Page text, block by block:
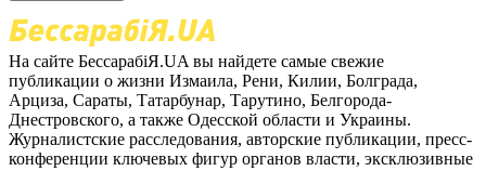
На сайте БессарабіЯ.UA вы найдете самые свежие
публикации о жизни Измаила, Рени, Килии, Болграда,
Арциза, Сараты, Татарбунар, Тарутино, Белгорода-
Днестровского, а также Одесской области и Украины.
Журналистские расследования, авторские публикации, пресс-
конференции ключевых фигур органов власти, эксклюзивные